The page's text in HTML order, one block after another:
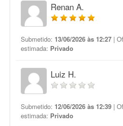
Renan A.
Submetido: 13/06/2026 às 12:27 |
estimada: Privado
Luiz H.
Submetido: 12/06/2026 às 12:39 |
estimada: Privado